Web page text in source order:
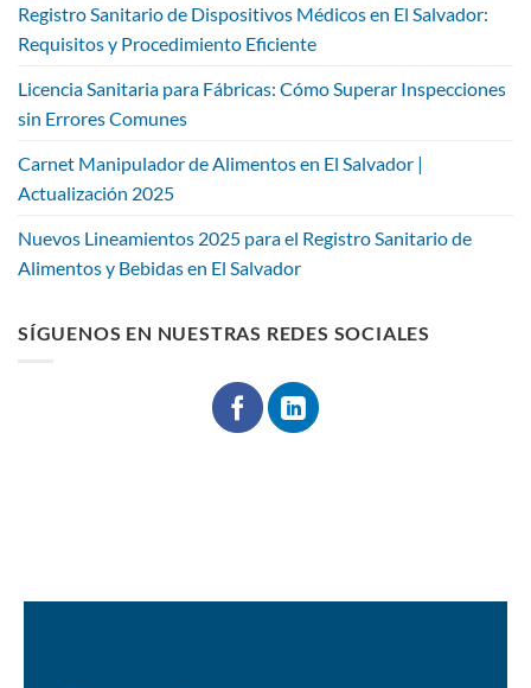
Registro Sanitario de Dispositivos Médicos en El Salvador:
Requisitos y Procedimiento Eficiente
Licencia Sanitaria para Fábricas: Cómo Superar Inspecciones
sin Errores Comunes
Carnet Manipulador de Alimentos en El Salvador |
Actualización 2025
Nuevos Lineamientos 2025 para el Registro Sanitario de
Alimentos y Bebidas en El Salvador
SÍGUENOS EN NUESTRAS REDES SOCIALES